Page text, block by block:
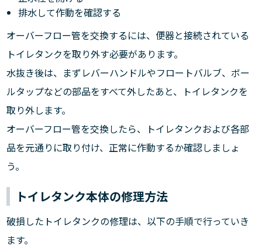
排水して作動を確認する
オーバーフロー管を交換するには、便器と接続されている
トイレタンクを取り外す必要があります。
水抜き後は、まずレバーハンドルやフロートバルブ、ボー
ルタップなどの部品をすべて外したあと、トイレタンクを
取り外します。
オーバーフロー管を交換したら、トイレタンクおよび各部
品を元通りに取り付け、正常に作動するか確認しましょ
う。
トイレタンク本体の修理方法
破損したトイレタンクの修理は、以下の手順で行っていき
ます。